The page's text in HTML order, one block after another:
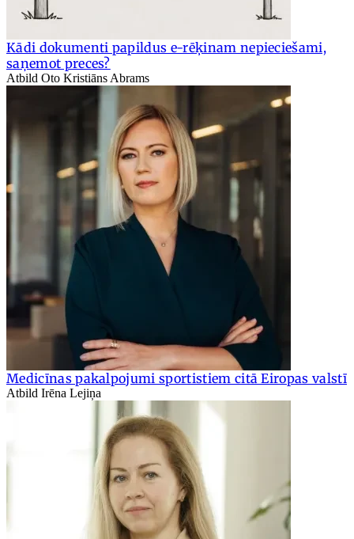
Kādi dokumenti papildus e-rēķinam nepieciešami,
saņemot preces?
Atbild Oto Kristiāns Abrams
Medicīnas pakalpojumi sportistiem citā Eiropas valstī
Atbild Irēna Lejiņa